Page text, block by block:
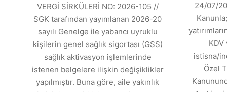
VERGİ SİRKÜLERİ NO: 2026-105 //
SGK tarafından yayımlanan 2026-20
sayılı Genelge ile yabancı uyruklu
kişilerin genel sağlık sigortası (GSS)
sağlık aktivasyon işlemlerinde
istenen belgelere ilişkin değişiklikler
yapılmıştır. Buna göre, aile yakınlık
24/07/
istisna/
Özel